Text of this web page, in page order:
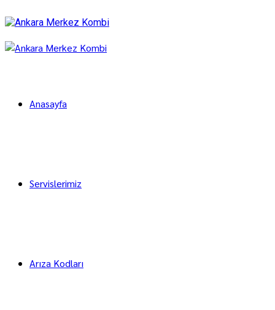
Anasayfa
Servislerimiz
Arıza Kodları